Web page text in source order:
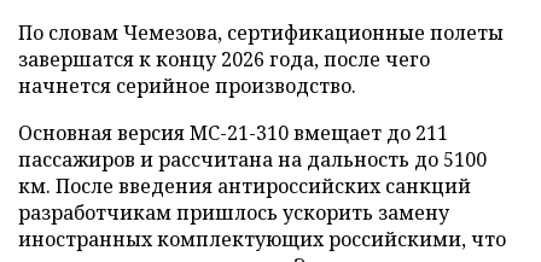
По словам Чемезова, сертификационные полеты
завершатся к концу 2026 года, после чего
начнется серийное производство.
Основная версия МС-21-310 вмещает до 211
пассажиров и рассчитана на дальность до 5100
км. После введения антироссийских санкций
разработчикам пришлось ускорить замену
иностранных комплектующих российскими, что